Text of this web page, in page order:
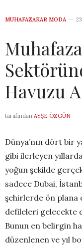
MUHAFAZAKAR MODA
Havuzu
tarafından AYŞE ÖZGÜN
Dünya’nın dört bir
gibi ilerleyen
yoğun şekilde
sadece Dubai,
şehirlerde ön plana
defileleri gelecekte
Bunun en belirgin
düzenlenen ve yıl